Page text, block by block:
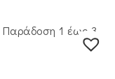
1 έως 3